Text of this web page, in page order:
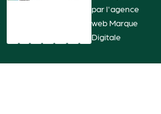
par l'agence
web Marque
Digitale